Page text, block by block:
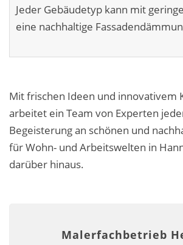
Der gesunde Raum
Fugenlos
Kalkkind-Fachbetrieb – Sumpfkalk-
Malerarbeiten
Jeder Gebäudetyp kann mit
eine nachhaltige
Mit frischen Ideen und innovativem
arbeitet ein Team von Experten
Begeisterung an schönen und
für Wohn- und Arbeitswelten in
darüber hinaus.
Malerfachbetrieb